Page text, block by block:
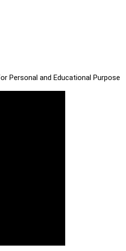
Personal and Educational Purpose